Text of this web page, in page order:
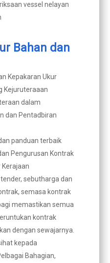
vessel nelayan
Bahan dan
Kepakaran Ukur
Kejuruteraaan
dalam
dan Pentadbiran
panduan terbaik
Pengurusan Kontrak
Kerajaan
sebutharga dan
semasa kontrak
memastikan semua
kontrak
dengan sewajarnya.
kepada
Bahagian,